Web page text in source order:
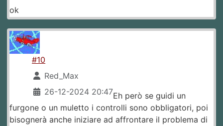
ok
#10
Red_Max
26-12-2024 20:47Eh però se guidi un
furgone o un muletto i controlli sono obbligatori, poi
bisognerà anche iniziare ad affrontare il problema di